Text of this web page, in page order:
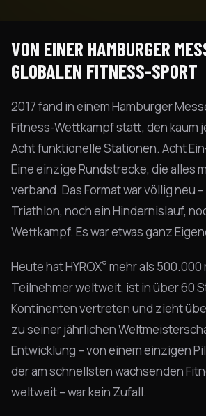
VON EINER HAMBURGER
GLOBALEN FITNESS-SPORT
2017 fand in einem Hamburger
Fitness-Wettkampf statt, den kaum
Acht funktionelle Stationen. Acht
Eine einzige Rundstrecke, die alles
verband. Das Format war völlig neu
Triathlon, noch ein Hindernislauf,
Wettkampf. Es war etwas ganz
Heute hat HYROX® mehr als
Teilnehmer weltweit, ist in über 60
Kontinenten vertreten und zieht
zu seiner jährlichen
Entwicklung – von einem einzigen
der am schnellsten wachsenden
weltweit – war kein Zufall.